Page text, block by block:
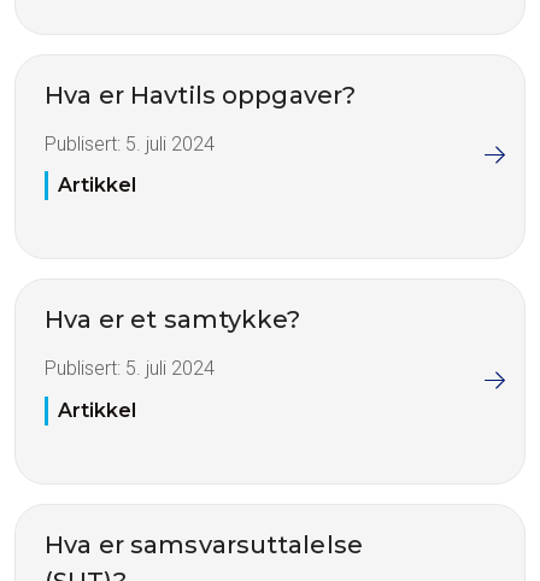
Hva er Havtils oppgaver?
Publisert: 5. juli 2024
Artikkel
Hva er et samtykke?
Publisert: 5. juli 2024
Artikkel
Hva er samsvarsuttalelse